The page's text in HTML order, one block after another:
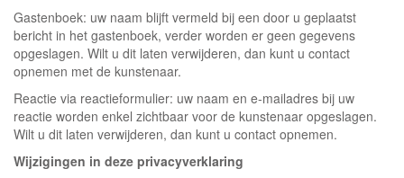
Gastenboek: uw naam blijft vermeld bij een door u geplaatst
bericht in het gastenboek, verder worden er geen gegevens
opgeslagen. Wilt u dit laten verwijderen, dan kunt u contact
opnemen met de kunstenaar.
Reactie via reactieformulier: uw naam en e-mailadres bij uw
reactie worden enkel zichtbaar voor de kunstenaar opgeslagen.
Wilt u dit laten verwijderen, dan kunt u contact opnemen.
Wijzigingen in deze privacyverklaring